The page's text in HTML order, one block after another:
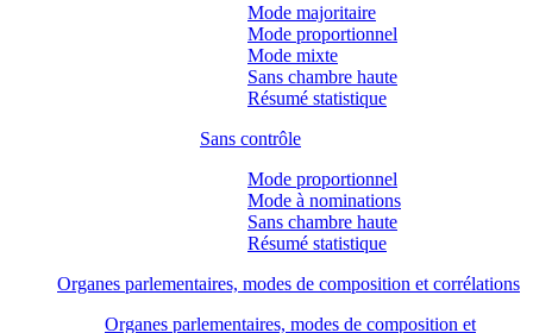
Mode majoritaire
Mode proportionnel
Mode mixte
Sans chambre haute
Résumé statistique
Sans contrôle
Mode proportionnel
Mode à nominations
Sans chambre haute
Résumé statistique
Organes parlementaires, modes de composition et corrélations
Organes parlementaires, modes de composition et